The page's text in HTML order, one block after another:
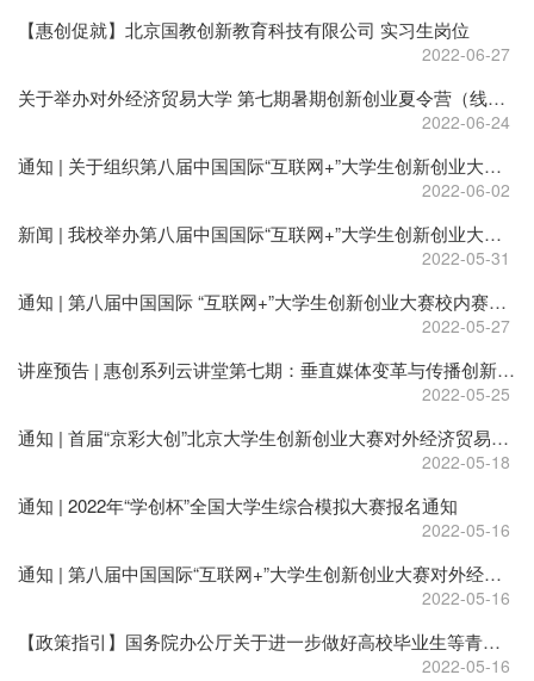
【惠创促就】北京国教创新教育科技有限公司 实习生岗位
2022-06-27
关于举办对外经济贸易大学 第七期暑期创新创业夏令营（线上）的通知
2022-06-24
通知 | 关于组织第八届中国国际“互联网+”大学生创新创业大赛产业命题赛道对外经济贸易大学校内选拔的通知
2022-06-02
新闻 | 我校举办第八届中国国际“互联网+”大学生创新创业大赛校内赛复赛
2022-05-31
通知 | 第八届中国国际 “互联网+”大学生创新创业大赛校内赛获奖结果暨北京市赛赛前集中培训通知
2022-05-27
讲座预告 | 惠创系列云讲堂第七期：垂直媒体变革与传播创新:从内容到生态圈
2022-05-25
通知 | 首届“京彩大创”北京大学生创新创业大赛对外经济贸易大学重点推荐名单公示
2022-05-18
通知 | 2022年“学创杯”全国大学生综合模拟大赛报名通知
2022-05-16
通知 | 第八届中国国际“互联网+”大学生创新创业大赛对外经济贸易大学校内赛复赛分组通知
2022-05-16
【政策指引】国务院办公厅关于进一步做好高校毕业生等青年就业创业工作的通知
2022-05-16